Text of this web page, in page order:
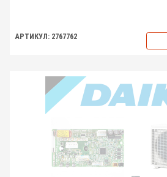
АРТИКУЛ: 2767762